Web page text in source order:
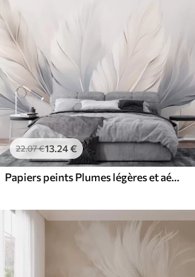
22.07€13.24€
Papiers peints Plumes légères et aériennes